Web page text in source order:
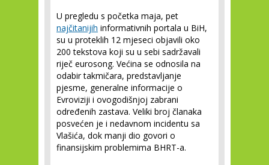
U pregledu s početka maja, pet
najčitanijih informativnih portala u BiH,
su u proteklih 12 mjeseci objavili oko
200 tekstova koji su u sebi sadržavali
riječ eurosong. Većina se odnosila na
odabir takmičara, predstavljanje
pjesme, generalne informacije o
Evroviziji i ovogodišnjoj zabrani
određenih zastava. Veliki broj članaka
posvećen je i nedavnom incidentu sa
Vlašića, dok manji dio govori o
finansijskim problemima BHRT-a.